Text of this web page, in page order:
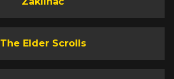
The Elder Scrolls